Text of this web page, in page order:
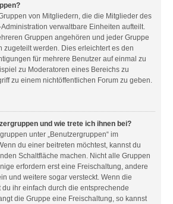
von Mitgliedern, die die Mitglieder des
verwaltbare Einheiten aufteilt.
Gruppen angehören und jeder Gruppe
zugeteilt werden. Dies erleichtert es den
für mehrere Benutzer auf einmal zu
zu Moderatoren eines Bereichs zu
zu einem nichtöffentlichen Forum zu geben.
und wie trete ich ihnen bei?
unter „Benutzergruppen“ im
du einer beitreten möchtest, kannst du
Schaltfläche machen. Nicht alle Gruppen
erfordern erst eine Freischaltung, andere
und weitere sogar versteckt. Wenn die
du ihr einfach durch die entsprechende
die Gruppe eine Freischaltung, so kannst